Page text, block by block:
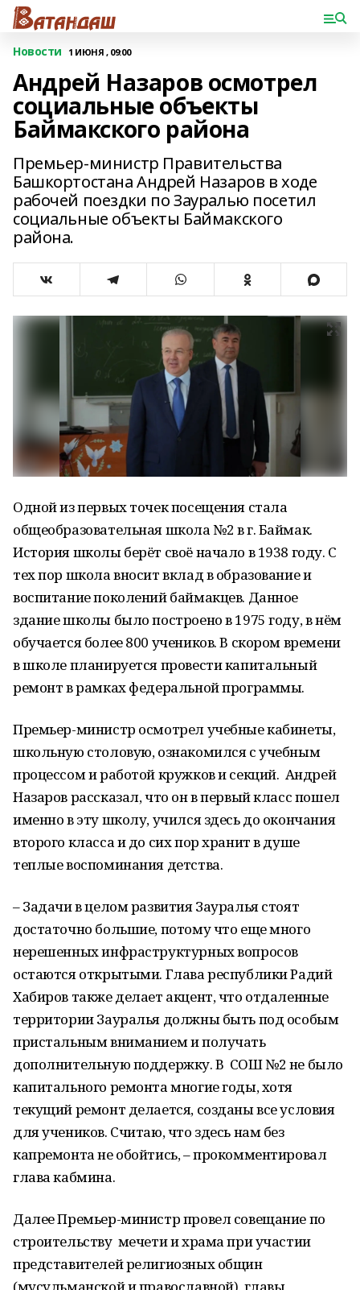
Новости 1 ИЮНЯ , 09:00
Андрей Назаров осмотрел
социальные объекты
Баймакского района
Премьер-министр Правительства
Башкортостана Андрей Назаров в ходе
рабочей поездки по Зауралью посетил
социальные объекты Баймакского
района.
Одной из первых точек посещения стала
общеобразовательная школа №2 в г. Баймак.
История школы берёт своё начало в 1938 году. С
тех пор школа вносит вклад в образование и
воспитание поколений баймакцев. Данное
здание школы было построено в 1975 году, в нём
обучается более 800 учеников. В скором времени
в школе планируется провести капитальный
ремонт в рамках федеральной программы.
Премьер-министр осмотрел учебные кабинеты,
школьную столовую, ознакомился с учебным
процессом и работой кружков и секций. Андрей
Назаров рассказал, что он в первый класс пошел
именно в эту школу, учился здесь до окончания
второго класса и до сих пор хранит в душе
теплые воспоминания детства.
– Задачи в целом развития Зауралья стоят
достаточно большие, потому что еще много
нерешенных инфраструктурных вопросов
остаются открытыми. Глава республики Радий
Хабиров также делает акцент, что отдаленные
территории Зауралья должны быть под особым
пристальным вниманием и получать
дополнительную поддержку. В СОШ №2 не было
капитального ремонта многие годы, хотя
текущий ремонт делается, созданы все условия
для учеников. Считаю, что здесь нам без
капремонта не обойтись, – прокомментировал
глава кабмина.
Далее Премьер-министр провел совещание по
строительству мечети и храма при участии
представителей религиозных общин